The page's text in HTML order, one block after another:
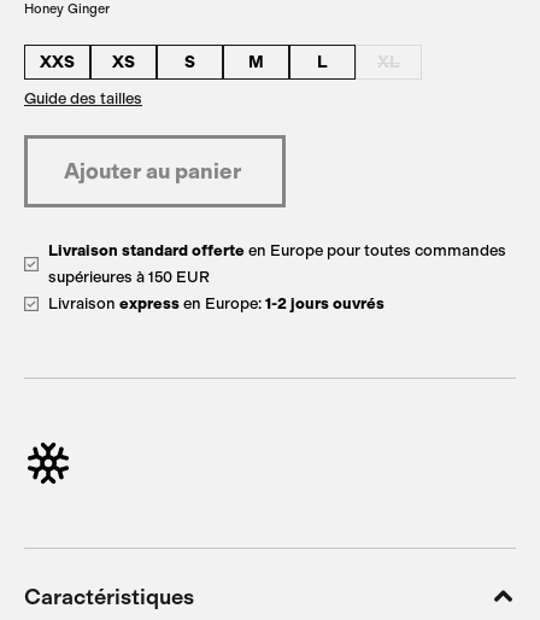
Honey Ginger
XXS XS S M L XL
Guide des tailles
Livraison standard offerte en Europe pour toutes commandes
supérieures à 150 EUR
Livraison express en Europe: 1-2 jours ouvrés
Caractéristiques